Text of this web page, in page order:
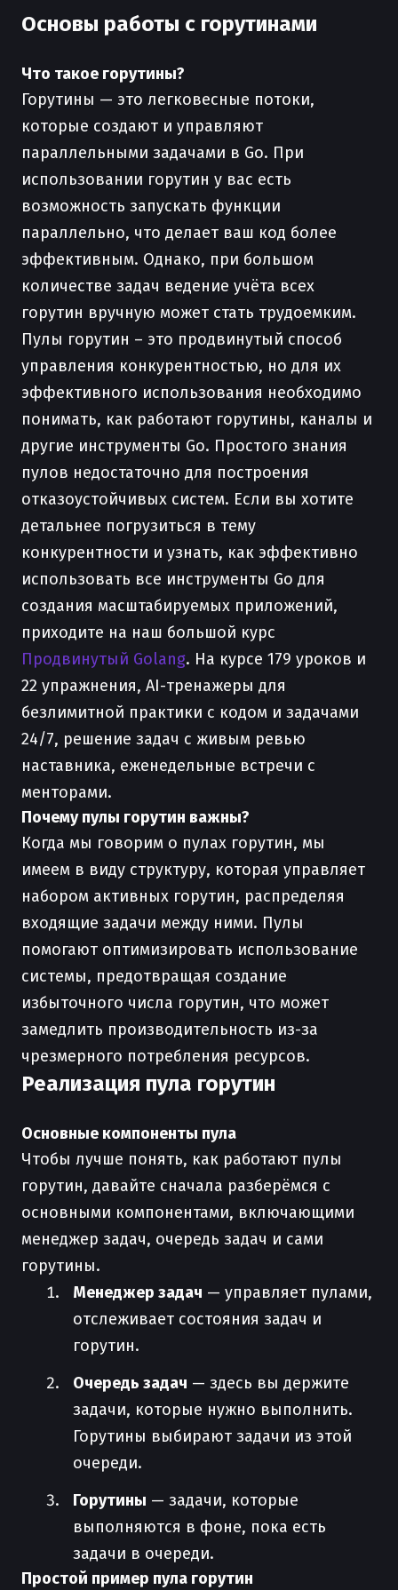
Основы работы с горутинами
Что такое горутины?
Горутины — это легковесные потоки,
которые создают и управляют
параллельными задачами в Go. При
использовании горутин у вас есть
возможность запускать функции
параллельно, что делает ваш код более
эффективным. Однако, при большом
количестве задач ведение учёта всех
горутин вручную может стать трудоемким.
Пулы горутин – это продвинутый способ
управления конкурентностью, но для их
эффективного использования необходимо
понимать, как работают горутины, каналы и
другие инструменты Go. Простого знания
пулов недостаточно для построения
отказоустойчивых систем. Если вы хотите
детальнее погрузиться в тему
конкурентности и узнать, как эффективно
использовать все инструменты Go для
создания масштабируемых приложений,
приходите на наш большой курс
Продвинутый Golang. На курсе 179 уроков и
22 упражнения, AI-тренажеры для
безлимитной практики с кодом и задачами
24/7, решение задач с живым ревью
наставника, еженедельные встречи с
менторами.
Почему пулы горутин важны?
Когда мы говорим о пулах горутин, мы
имеем в виду структуру, которая управляет
набором активных горутин, распределяя
входящие задачи между ними. Пулы
помогают оптимизировать использование
системы, предотвращая создание
избыточного числа горутин, что может
замедлить производительность из-за
чрезмерного потребления ресурсов.
Реализация пула горутин
Основные компоненты пула
Чтобы лучше понять, как работают пулы
горутин, давайте сначала разберёмся с
основными компонентами, включающими
менеджер задач, очередь задач и сами
горутины.
Менеджер задач — управляет пулами,
отслеживает состояния задач и
горутин.
Очередь задач — здесь вы держите
задачи, которые нужно выполнить.
Горутины выбирают задачи из этой
очереди.
Горутины — задачи, которые
выполняются в фоне, пока есть
задачи в очереди.
Простой пример пула горутин